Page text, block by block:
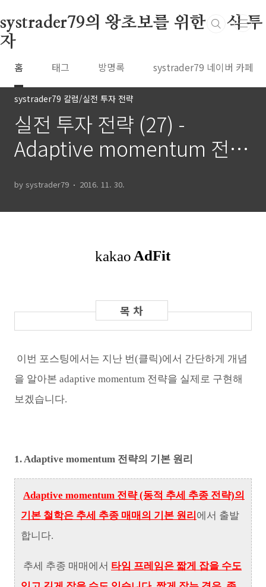
systrader79의 왕초보를 위한 주식 투
자
홈 태그 방명록 systrader79 네이버 카페
systrader79 칼럼/실전 투자 전략
실전 투자 전략 (27) -
Adaptive momentum 전략
by systrader79 2016. 11. 30.
이번 포스팅에서는 지난 번(클릭)에서 간단하게 개념
을 알아본 adaptive momentum 전략을 실제로 구현해
보겠습니다.
1. Adaptive momentum 전략의 기본 원리
Adaptive momentum 전략 (동적 추세 추종 전략)의
기본 철학은 추세 추종 매매의 기본 원리 에서 출발
합니다.
추세 추종 매매에서 타임 프레임은 짧게 잡을 수도